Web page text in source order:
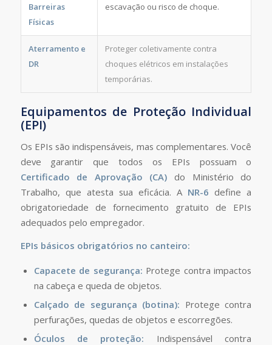
Barreiras
Físicas
escavação ou risco de choque.
Aterramento e
DR
Proteger coletivamente contra
choques elétricos em instalações
temporárias.
Equipamentos de Proteção Individual
(EPI)
Os EPIs são indispensáveis, mas complementares. Você
deve garantir que todos os EPIs possuam o
Certificado de Aprovação (CA) do Ministério do
Trabalho, que atesta sua eficácia. A NR-6 define a
obrigatoriedade de fornecimento gratuito de EPIs
adequados pelo empregador.
EPIs básicos obrigatórios no canteiro:
Capacete de segurança: Protege contra impactos
na cabeça e queda de objetos.
Calçado de segurança (botina): Protege contra
perfurações, quedas de objetos e escorregões.
Óculos de proteção: Indispensável contra